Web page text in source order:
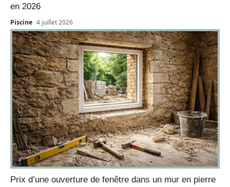
en 2026
Piscine 4 juillet 2026
Prix d’une ouverture de fenêtre dans un mur en pierre